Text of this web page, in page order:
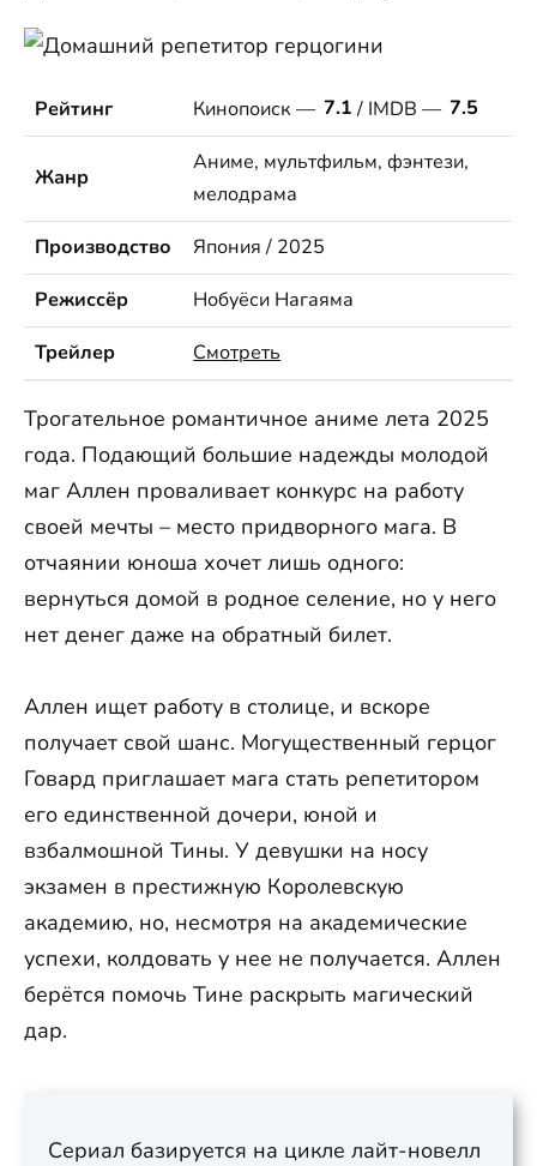
Рейтинг Кинопоиск — 7.1 / IMDB — 7.5
Жанр
Аниме, мультфильм, фэнтези,
мелодрама
Производство
Япония / 2025
Режиссёр
Нобуёси Нагаяма
Трейлер
Смотреть
Трогательное романтичное аниме лета 2025
года. Подающий большие надежды молодой
маг Аллен проваливает конкурс на работу
своей мечты – место придворного мага. В
отчаянии юноша хочет лишь одного:
вернуться домой в родное селение, но у него
нет денег даже на обратный билет.
Аллен ищет работу в столице, и вскоре
получает свой шанс. Могущественный герцог
Говард приглашает мага стать репетитором
его единственной дочери, юной и
взбалмошной Тины. У девушки на носу
экзамен в престижную Королевскую
академию, но, несмотря на академические
успехи, колдовать у нее не получается. Аллен
берётся помочь Тине раскрыть магический
дар.
Сериал базируется на цикле лайт-новелл